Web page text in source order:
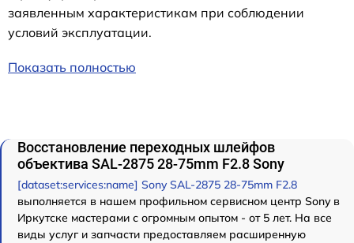
заявленным характеристикам при соблюдении
условий эксплуатации.
Показать полностью
Восстановление переходных шлейфов
объектива SAL-2875 28-75mm F2.8 Sony
[dataset:services:name] Sony SAL-2875 28-75mm F2.8
выполняется в нашем профильном сервисном центр Sony в
Иркутске мастерами с огромным опытом - от 5 лет. На все
виды услуг и запчасти предоставляем расширенную